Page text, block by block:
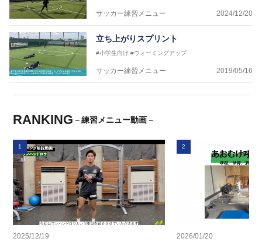
サッカー練習メニュー 2024/12/20
立ち上がりスプリント
#小学生向け #ウォーミングアップ
サッカー練習メニュー 2019/05/16
RANKING －練習メニュー動画－
1
2025/12/19
2
2026/01/20